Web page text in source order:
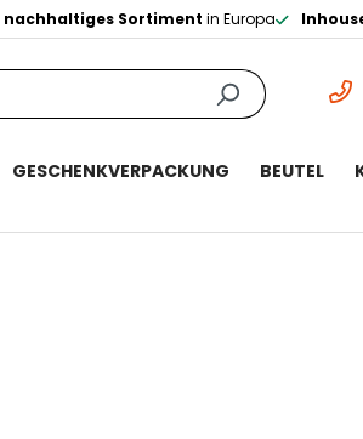
nachhaltiges Sortiment in Europa
GESCHENKVERPACKUNG BEUTEL